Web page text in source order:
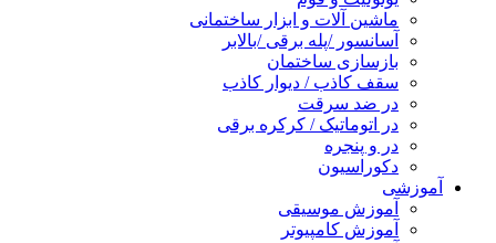
ماشین آلات و ابزار ساختمانی
آسانسور /پله برقی /بالابر
بازسازی ساختمان
سقف کاذب / دیوار کاذب
در ضد سرقت
در اتوماتیک / کرکره برقی
در و پنجره
دکوراسیون
آموزشی
آموزش موسیقی
آموزش کامپیوتر